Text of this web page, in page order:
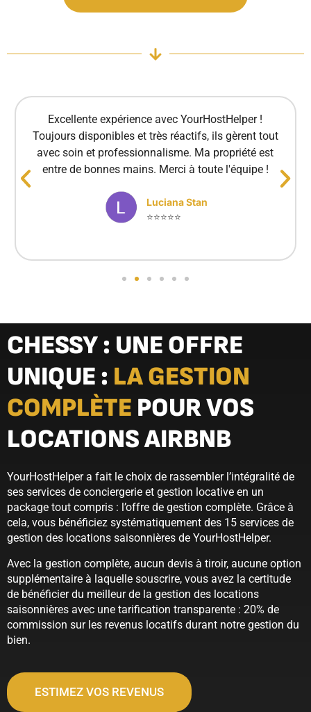
Excellente expérience avec YourHostHelper !
Toujours disponibles et très réactifs, ils gèrent tout
avec soin et professionnalisme. Ma propriété est
entre de bonnes mains. Merci à toute l'équipe !
Luciana Stan
⭐⭐⭐⭐⭐
CHESSY : UNE OFFRE
UNIQUE : LA GESTION
COMPLÈTE POUR VOS
LOCATIONS AIRBNB
YourHostHelper a fait le choix de rassembler l’intégralité de
ses services de conciergerie et gestion locative en un
package tout compris : l’offre de gestion complète. Grâce à
cela, vous bénéficiez systématiquement des 15 services de
gestion des locations saisonnières de YourHostHelper.
Avec la gestion complète, aucun devis à tiroir, aucune option
supplémentaire à laquelle souscrire, vous avez la certitude
de bénéficier du meilleur de la gestion des locations
saisonnières avec une tarification transparente : 20% de
commission sur les revenus locatifs durant notre gestion du
bien.
ESTIMEZ VOS REVENUS